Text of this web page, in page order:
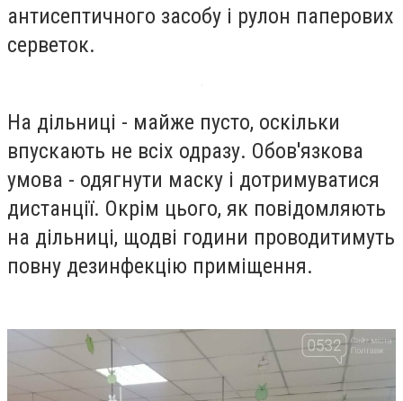
антисептичного засобу і рулон паперових
серветок.
На дільниці - майже пусто, оскільки
впускають не всіх одразу. Обов'язкова
умова - одягнути маску і дотримуватися
дистанції. Окрім цього, як повідомляють
на дільниці, щодві години проводитимуть
повну дезинфекцію приміщення.